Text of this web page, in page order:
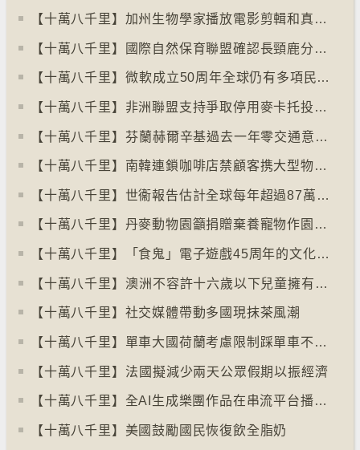
【十萬八千里】加州生物學家播放電影剪輯和真人聲音驅狼
【十萬八千里】國際自然保育聯盟確認長頸鹿分四個品種有助制訂保育方案
【十萬八千里】⁠微軟成立50周年全球仍有多項民生系統沿用舊視窗系統
【十萬八千里】非洲聯盟支持爭取停用麥卡托投影法地點
【十萬八千里】⁠芬蘭赫爾辛基過去一年零交通意外致死個案
【十萬八千里】南韓連鎖咖啡店禁顧客携大型物品以減少長期佔位辦公情況
【十萬八千里】世衞報告估計全球每年超過87萬死亡個案與孤獨病有關
【十萬八千里】丹麥動物園籲捐贈棄養寵物作園內動物食糧
【十萬八千里】「食鬼」電子遊戲45周年的文化現象
【十萬八千里】⁠澳洲不容許十六歲以下兒童擁有YOUTUBE帳戶
【十萬八千里】社交媒體帶動多國現抹茶風潮
【十萬八千里】單車大國荷蘭考慮限制踩單車不高於時速廿五公里
【十萬八千里】⁠法國擬減少兩天公眾假期以振經濟
【十萬八千里】全AI生成樂團作品在串流平台播放率累積過百萬
【十萬八千里】美國鼓勵國民恢復飲全脂奶